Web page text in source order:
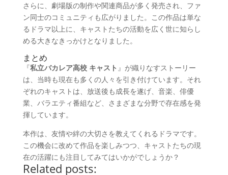
さらに、劇場版の制作や関連商品が多く発売され、ファ
ン同士のコミュニティも広がりました。この作品は単な
るドラマ以上に、キャストたちの活動を広く世に知らし
める大きなきっかけとなりました。
まとめ
『私立バカレア高校 キャスト 』が織りなすストーリー
は、当時も現在も多くの人々を引き付けています。それ
ぞれのキャストは、放送後も成長を遂げ、音楽、俳優
業、バラエティ番組など、さまざまな分野で存在感を発
揮しています。
本作は、友情や絆の大切さを教えてくれるドラマです。
この機会に改めて作品を楽しみつつ、キャストたちの現
在の活躍にも注目してみてはいかがでしょうか？
Related posts: